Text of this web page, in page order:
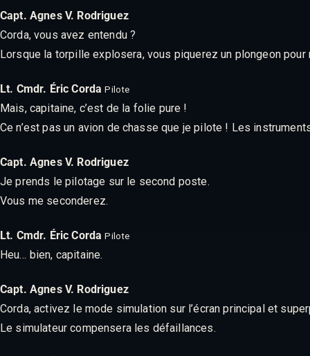
Capt. Agnes V. Rodriguez
Corda, vous avez entendu ?
Lorsque la torpille explosera, vous piquerez un plongeon
Lt. Cmdr. Éric Corda Pilote
Mais, capitaine, c’est de la folie pure !
Ce n’est pas un avion de chasse que je pilote ! Les
Capt. Agnes V. Rodriguez
Je prends le pilotage sur le second poste.
Vous me seconderez.
Lt. Cmdr. Éric Corda Pilote
Heu… bien, capitaine.
Capt. Agnes V. Rodriguez
Corda, activez le mode simulation sur l’écran principal et
Le simulateur compensera les défaillances.